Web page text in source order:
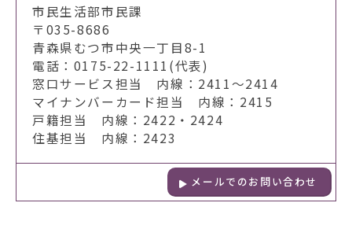
市民生活部市民課
〒035-8686
青森県むつ市中央一丁目8-1
電話：0175-22-1111(代表)
窓口サービス担当 内線：2411～2414
マイナンバーカード担当 内線：2415
戸籍担当 内線：2422・2424
住基担当 内線：2423
メールでのお問い合わせ